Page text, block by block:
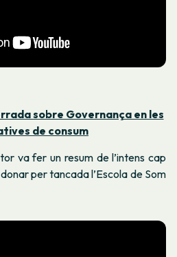
sobre Governança en les
de consum
va fer un resum de l’intens cap
per tancada l’Escola de Som